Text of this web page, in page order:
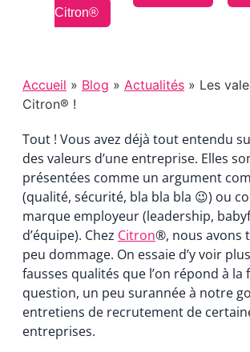
Citron®
Accueil » Blog » Actualités» Les
Citron® !
Tout ! Vous avez déjà tout entendu
des valeurs d’une entreprise. Elles
présentées comme un argument
(qualité, sécurité, bla bla bla 😉) ou
marque employeur (leadership,
d’équipe). Chez Citron®, nous avons
peu dommage. On essaie d’y voir
fausses qualités que l’on répond à la
question, un peu surannée à notre
entretiens de recrutement de
entreprises.